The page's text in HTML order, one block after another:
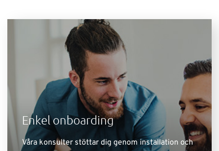
Enkel onboarding
Våra konsulter stöttar dig genom installation och